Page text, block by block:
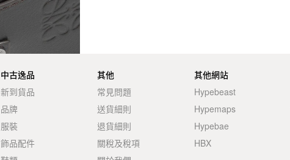
中古逸品
新到貨品
品牌
服裝
飾品配件
其他
常見問題
送貨細則
退貨細則
關稅及稅項
其他網站
Hypebeast
Hypemaps
Hypebae
HBX